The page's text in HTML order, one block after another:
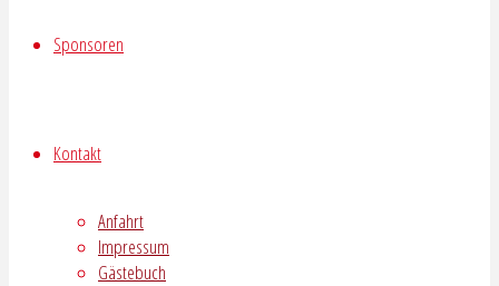
Sponsoren
Kontakt
Anfahrt
Impressum
Gästebuch